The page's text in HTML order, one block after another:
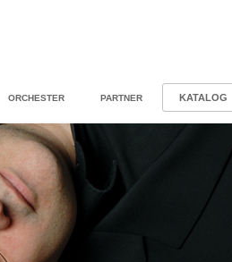
ORCHESTER PARTNER KATALOG